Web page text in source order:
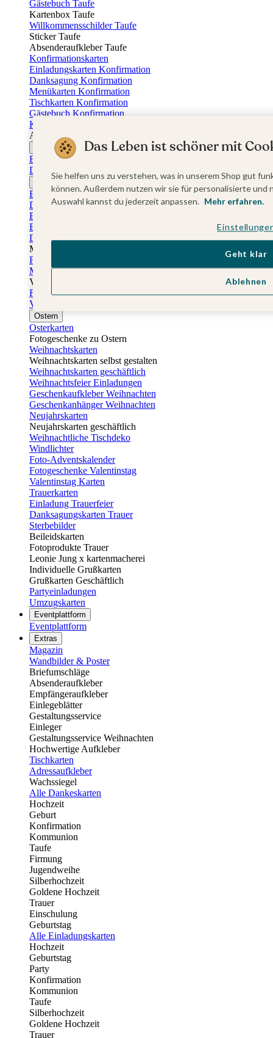
Gästebuch Taufe
Kartenbox Taufe
Willkommensschilder Taufe
Sticker Taufe
Absenderaufkleber Taufe
Konfirmationskarten
Einladungskarten Konfirmation
Danksagung Konfirmation
Menükarten Konfirmation
Tischkarten Konfirmation
Gästebuch Konfirmation
Kerzen Konfirmation
Aufkleber zum Anlass Ihres Kindes
Firmungskarten
Einladungskarten Firmung
Dankeskarten Firmung
Einladungskarten Jugendweihe
Dankeskarten Jugendweihe
Einschulungskarten
Einladungskarten Einschulung
Danksagung Einschulung
Muttertag
Fotogeschenke Muttertag
Muttertagskarten
Vatertag
Fotogeschenke Vatertag
Vatertagskarten
Ostern
Osterkarten
Fotogeschenke zu Ostern
Weihnachtskarten
Weihnachtskarten selbst gestalten
Weihnachtskarten geschäftlich
Weihnachtsfeier Einladungen
Geschenkaufkleber Weihnachten
Geschenkanhänger Weihnachten
Neujahrskarten
Neujahrskarten geschäftlich
Weihnachtliche Tischdeko
Windlichter
Foto-Adventskalender
Fotogeschenke Valentinstag
Valentinstag Karten
Trauerkarten
Einladung Trauerfeier
Danksagungskarten Trauer
Sterbebilder
Beileidskarten
Fotoprodukte Trauer
Leonie Jung x kartenmacherei
Individuelle Grußkarten
Grußkarten Geschäftlich
Partyeinladungen
Umzugskarten
Eventplattform
Eventplattform
Extras
Magazin
Wandbilder & Poster
Briefumschläge
Absenderaufkleber
Empfängeraufkleber
Einlegeblätter
Gestaltungsservice
Einleger
Gestaltungsservice Weihnachten
Hochwertige Aufkleber
Tischkarten
Adressaufkleber
Wachssiegel
Alle Dankeskarten
Hochzeit
Geburt
Konfirmation
Kommunion
Taufe
Firmung
Jugendweihe
Silberhochzeit
Goldene Hochzeit
Trauer
Einschulung
Geburtstag
Alle Einladungskarten
Hochzeit
Geburtstag
Party
Konfirmation
Kommunion
Taufe
Silberhochzeit
Goldene Hochzeit
Trauer
Das Leben ist schöner mit
Sie helfen uns zu verstehen, was in unserem Shop gut
können. Außerdem nutzen wir sie für personalisierte
Auswahl kannst du jederzeit anpassen. Mehr erfahren.
Ablehnen
Geht klar